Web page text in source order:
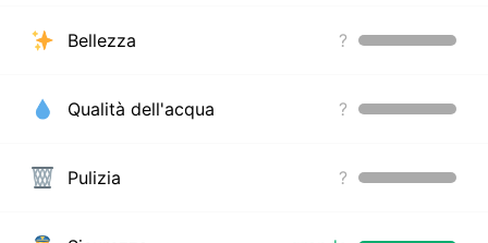
Bellezza ?
Qualità dell'acqua ?
Pulizia ?